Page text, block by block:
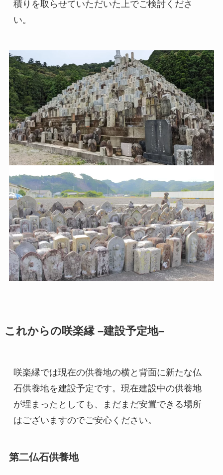
積りを取らせていただいた上でご検討くださ
い。
これからの咲楽縁–建設予定地–
咲楽縁では現在の供養地の横と背面に新たな仏
石供養地を建設予定です。現在建設中の供養地
が埋まったとしても、まだまだ安置できる場所
はございますのでご安心ください。
第二仏石供養地